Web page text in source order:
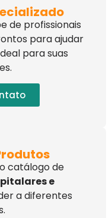
de profissionais
para ajudar
para suas
catálogo de
e
a diferentes